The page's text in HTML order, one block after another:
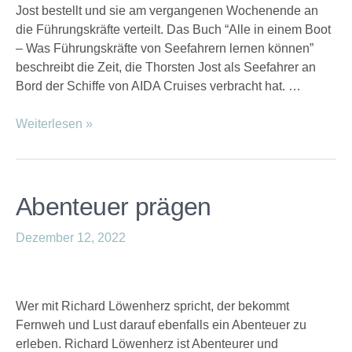
Jost bestellt und sie am vergangenen Wochenende an
die Führungskräfte verteilt. Das Buch “Alle in einem Boot
– Was Führungskräfte von Seefahrern lernen können”
beschreibt die Zeit, die Thorsten Jost als Seefahrer an
Bord der Schiffe von AIDA Cruises verbracht hat. …
Weiterlesen »
Abenteuer prägen
Dezember 12, 2022
Wer mit Richard Löwenherz spricht, der bekommt
Fernweh und Lust darauf ebenfalls ein Abenteuer zu
erleben. Richard Löwenherz ist Abenteurer und